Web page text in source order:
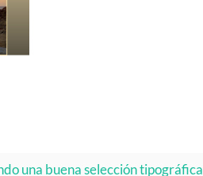
una buena selección tipográfica